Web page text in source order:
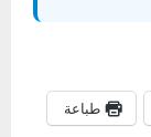
طباعة